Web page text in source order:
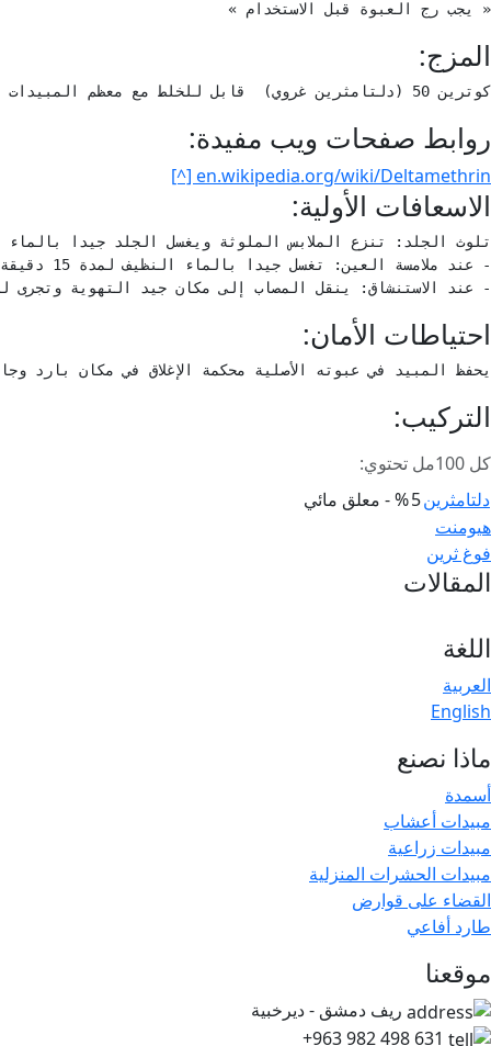
« يجب رج العبوة قبل الاستخدام »
المزج:
كوترين 50 (دلتامثرين غروي)  قابل للخلط مع معظم المبيدات عدا القلوية منها.
روابط صفحات ويب مفيدة:
en.wikipedia.org/wiki/Deltamethrin [^]
الاسعافات الأولية:
- عند الاستنشاق: ينقل المصاب إلى مكان جيد التهوية وتجرى
احتياطات الأمان:
يحفظ المبيد في عبوته الأصلية محكمة الإغلاق في مكان بارد
التركيب:
كل 100مل تحتوي:
دلتامثرين5% - معلق مائي
تصفّح
المقالات
هيومنت
فوغ ثرين
المقالات
اللغة
العربية
English
ماذا نصنع
أسمدة
مبيدات أعشاب
مبيدات زراعية
مبيدات الحشرات المنزلية
القضاء على قوارض
طارد أفاعي
موقعنا
ريف دمشق - ديرخبية
+963 982 498 631